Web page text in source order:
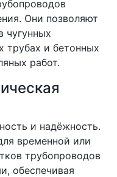
Они позволяют
чугунных
трубах и бетонных
работ.
и надёжность.
временной или
трубопроводов
обеспечивая